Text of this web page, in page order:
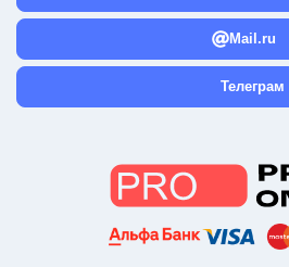
Mail.ru
Телеграм